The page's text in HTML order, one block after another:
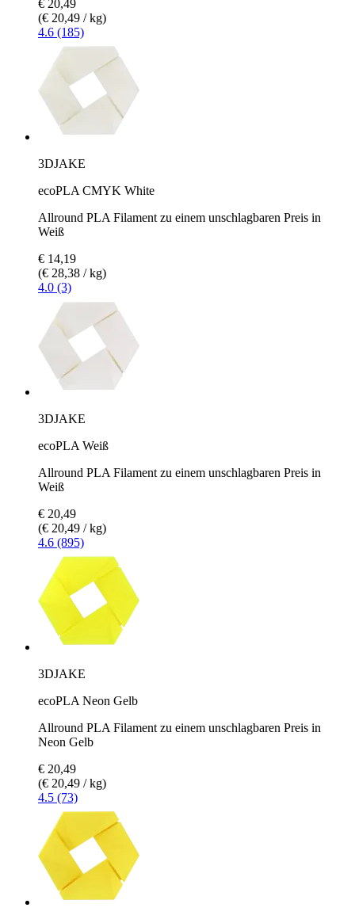
€ 20,49
(€ 20,49 / kg)
4.6 (185)
3DJAKE
ecoPLA CMYK White
Allround PLA Filament zu einem unschlagbaren Preis in
Weiß
€ 14,19
(€ 28,38 / kg)
4.0 (3)
3DJAKE
ecoPLA Weiß
Allround PLA Filament zu einem unschlagbaren Preis in
Weiß
€ 20,49
(€ 20,49 / kg)
4.6 (895)
3DJAKE
ecoPLA Neon Gelb
Allround PLA Filament zu einem unschlagbaren Preis in
Neon Gelb
€ 20,49
(€ 20,49 / kg)
4.5 (73)